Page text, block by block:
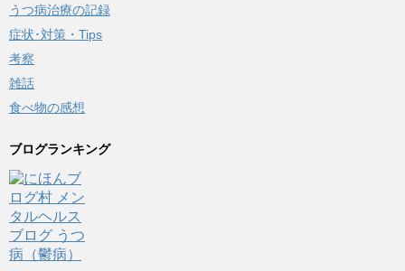
うつ病治療の記録
症状･対策・Tips
考察
雑話
食べ物の感想
ブログランキング